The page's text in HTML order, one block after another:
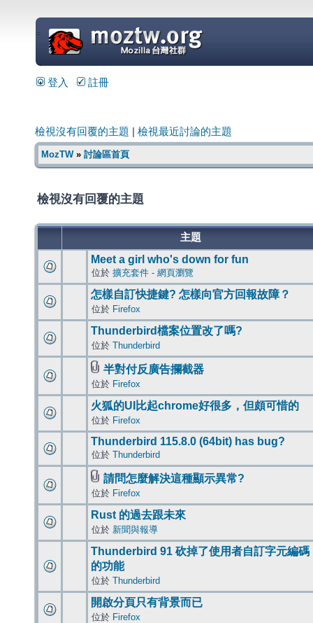
=
登入 註冊
檢視沒有回覆的主題 檢視最近討論的主題
MozTW» 討論區首頁
檢視沒有回覆的主題
主題
Meet a girl who's down for fun
位於 擴充套件 - 網頁瀏覽
怎樣自訂快捷鍵? 怎樣向官方回報故障？
位於 Firefox
Thunderbird檔案位置改了嗎?
位於 Thunderbird
半對付反廣告攔截器
位於 Firefox
火狐的UI比起chrome好很多，但頗可惜的
位於 Firefox
Thunderbird 115.8.0 (64bit) has bug?
位於 Thunderbird
請問怎麼解決這種顯示異常?
位於 Firefox
Rust 的過去跟未來
位於 新聞與報導
Thunderbird 91 砍掉了使用者自訂字元編碼
的功能
位於 Thunderbird
開啟分頁只有背景而已
位於 Firefox